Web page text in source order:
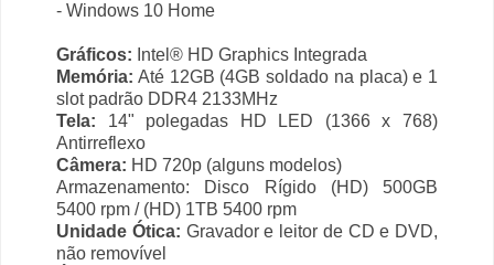
- Windows 10 Home
Gráficos: Intel® HD Graphics Integrada
Memória: Até 12GB (4GB soldado na placa) e 1
slot padrão DDR4 2133MHz
Tela: 14" polegadas HD LED (1366 x 768)
Antirreflexo
Câmera: HD 720p (alguns modelos)
Armazenamento: Disco Rígido (HD) 500GB
5400 rpm / (HD) 1TB 5400 rpm
Unidade Ótica: Gravador e leitor de CD e DVD,
não removível